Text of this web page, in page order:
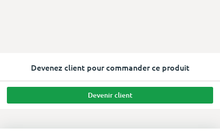
Devenez client pour commander ce produit
Devenir client